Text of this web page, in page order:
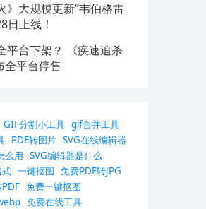
》大规模更新”韦伯格雷
日上线！
平台下架？ 《疾速追杀
全平台停售
GIF分割小工具 gif合并工具
PDF转图片 SVG在线编辑器
么用 SVG编辑器是什么
一键抠图 免费PDF转JPG
免费一键抠图
免费在线工具